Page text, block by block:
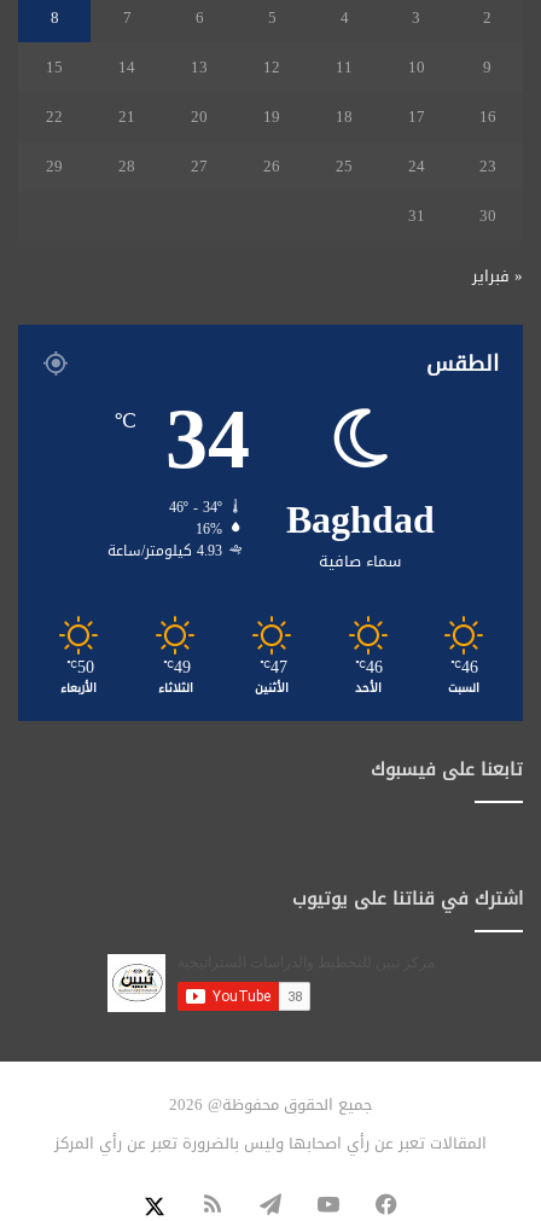
2
3
4
5
6
7
8
9
10
11
12
13
14
15
16
17
18
19
20
21
22
23
24
25
26
27
28
29
30
31
« فبراير
الطقس
Baghdad
سماء صافية
34
℃
46º - 34º
16%
4.93 كيلومتر/ساعة
46
℃
السبت
46
℃
الأحد
47
℃
الأثنين
49
℃
الثلاثاء
50
℃
الأربعاء
تابعنا على فيسبوك
اشترك في قناتنا على يوتيوب
جميع الحقوق محفوظة@ 2026
المقالات تعبر عن رأي اصحابها وليس بالضرورة تعبر عن رأي المركز
فيسبوكيوتيوبتيلقرامملخص